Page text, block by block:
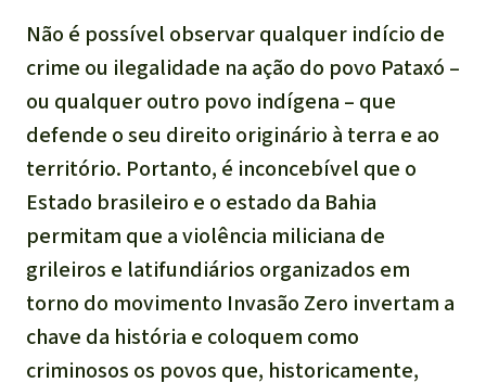
Não é possível observar qualquer indício de
crime ou ilegalidade na ação do povo Pataxó –
ou qualquer outro povo indígena – que
defende o seu direito originário à terra e ao
território. Portanto, é inconcebível que o
Estado brasileiro e o estado da Bahia
permitam que a violência miliciana de
grileiros e latifundiários organizados em
torno do movimento Invasão Zero invertam a
chave da história e coloquem como
criminosos os povos que, historicamente,